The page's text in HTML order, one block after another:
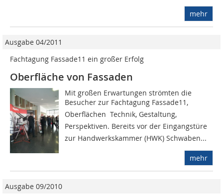
mehr
Ausgabe 04/2011
Fachtagung Fassade11 ein großer Erfolg
Oberfläche von Fassaden
Mit großen Erwartungen strömten die
Besucher zur Fachtagung Fassade11,
Oberflächen  Technik, Gestaltung,
Perspektiven. Bereits vor der Eingangstüre
zur Handwerkskammer (HWK) Schwaben...
mehr
Ausgabe 09/2010